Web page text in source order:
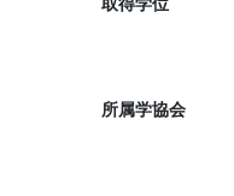
所属学協会